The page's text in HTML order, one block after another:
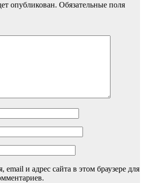
опубликован. Обязательные поля
и адрес сайта в этом браузере для